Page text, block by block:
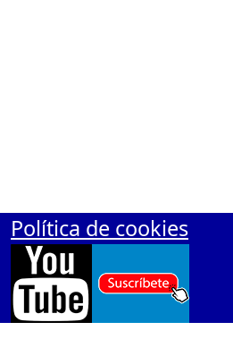
Polí­tica de cookies